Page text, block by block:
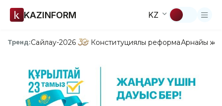
KAZINFORM KZ
Тренд:Сайлау-2026 Конституциялық реформаАрнайы